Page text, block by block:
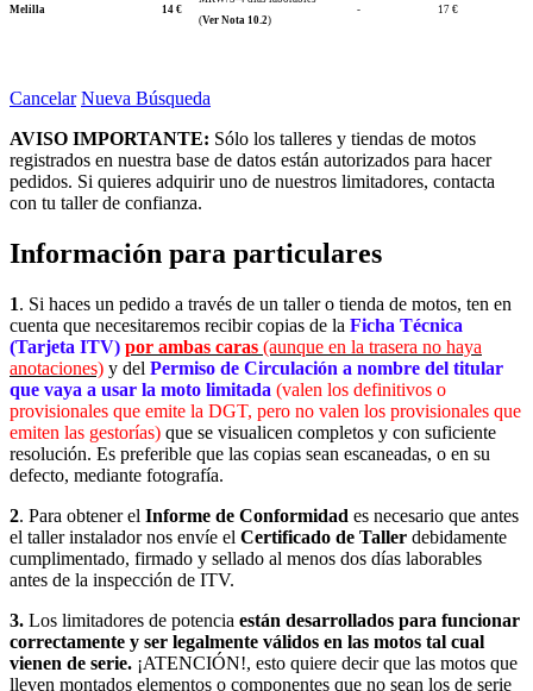
Melilla 14 €
(Ver Nota 10.2)
- 17 €
Cancelar Nueva Búsqueda
AVISO IMPORTANTE: Sólo los talleres y tiendas de motos
registrados en nuestra base de datos están autorizados para hacer
pedidos. Si quieres adquirir uno de nuestros limitadores, contacta
con tu taller de confianza.
Información para particulares
1. Si haces un pedido a través de un taller o tienda de motos, ten en
cuenta que necesitaremos recibir copias de la Ficha Técnica
(Tarjeta ITV) por ambas caras (aunque en la trasera no haya
anotaciones) y del Permiso de Circulación a nombre del titular
que vaya a usar la moto limitada (valen los definitivos o
provisionales que emite la DGT, pero no valen los provisionales que
emiten las gestorías) que se visualicen completos y con suficiente
resolución. Es preferible que las copias sean escaneadas, o en su
defecto, mediante fotografía.
2. Para obtener el Informe de Conformidad es necesario que antes
el taller instalador nos envíe el Certificado de Taller debidamente
cumplimentado, firmado y sellado al menos dos días laborables
antes de la inspección de ITV.
3. Los limitadores de potencia están desarrollados para funcionar
correctamente y ser legalmente válidos en las motos tal cual
vienen de serie. ¡ATENCIÓN!, esto quiere decir que las motos que
lleven montados elementos o componentes que no sean los de serie